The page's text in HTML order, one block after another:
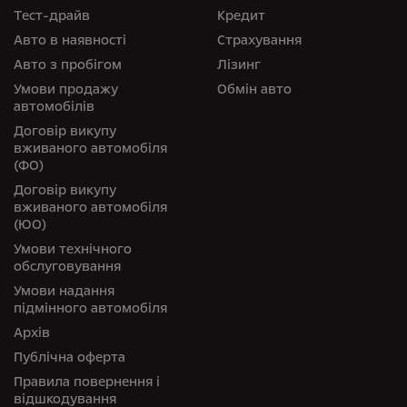
Тест-драйв
Авто в наявності
Авто з пробігом
Умови продажу
автомобілів
Договір викупу
вживаного автомобіля
(ФО)
Договір викупу
вживаного автомобіля
(ЮО)
Умови технічного
обслуговування
Умови надання
підмінного автомобіля
Архів
Публічна оферта
Правила повернення і
відшкодування
Кредит
Страхування
Лізинг
Обмін авто